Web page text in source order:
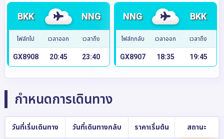
BKK NNG
ไฟล์ทไป เวลาออก เวลาถึง
GX8908 20:45 23:40
NNG BKK
ไฟล์ทกลับ เวลาออก เวลาถึง
GX8907 18:35 19:45
กำหนดการเดินทาง
วันที่เริ่มเดินทาง วันที่เดินทางกลับ ราคาเริ่มต้น สถานะ